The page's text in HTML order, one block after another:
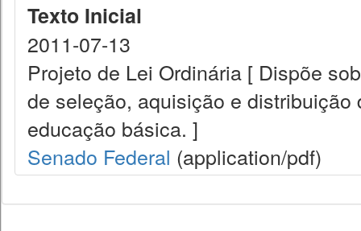
Texto Inicial
2011-07-13
Projeto de Lei Ordinária [ Dispõe
de seleção, aquisição e
educação básica. ]
Senado Federal (application/pdf)